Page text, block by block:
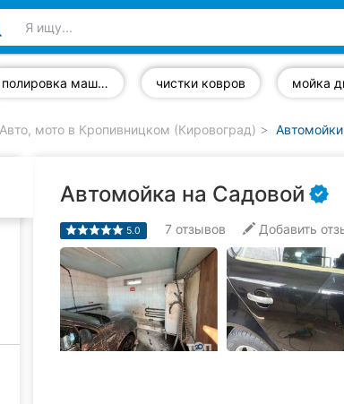
полировка машины чистки ковров
Авто, мото в Кропивницком (Кировоград)
Автомойка на Садовой
5.0 7 отзывов Добавить